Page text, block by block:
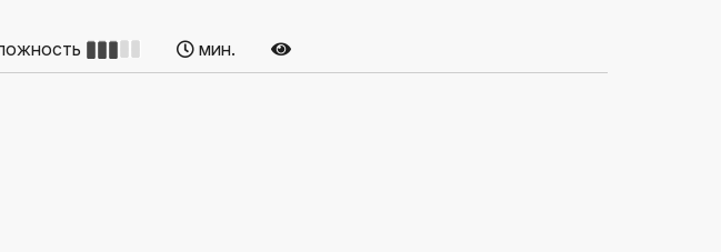
мин.